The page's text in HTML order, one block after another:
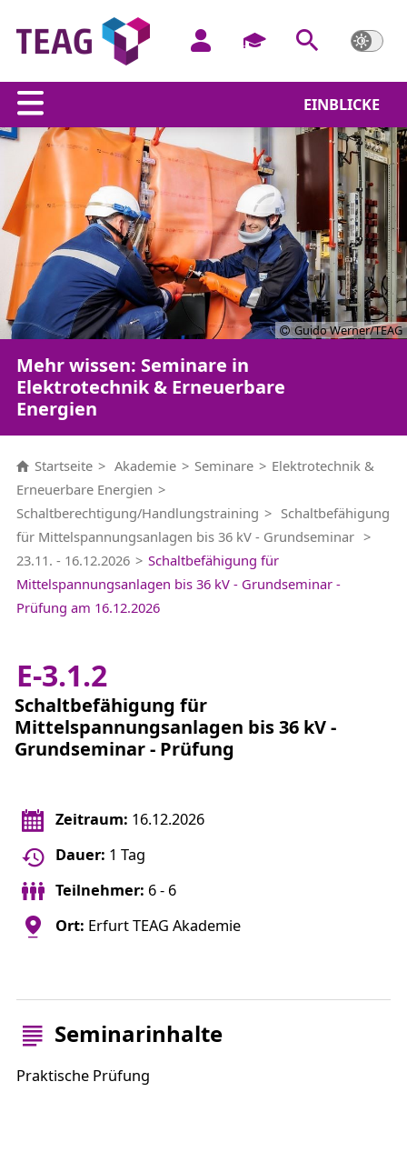
EINBLICKE
Guido Werner/TEAG
Mehr wissen: Seminare in
Elektrotechnik & Erneuerbare
Energien
Startseite Akademie Seminare
Elektrotechnik &
Erneuerbare Energien
Schaltberechtigung/Handlungstraining
Schaltbefähigung
für Mittelspannungsanlagen bis 36 kV - Grundseminar
23.11. - 16.12.2026
Schaltbefähigung für
Mittelspannungsanlagen bis 36 kV - Grundseminar -
Prüfung am 16.12.2026
E-3.1.2
Schaltbefähigung für
Mittelspannungsanlagen bis 36 kV -
Grundseminar - Prüfung
Zeitraum: 16.12.2026
Dauer: 1 Tag
Teilnehmer: 6 - 6
Ort: Erfurt TEAG Akademie
Seminarinhalte
Praktische Prüfung